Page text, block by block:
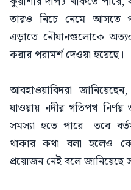
তারও নিচে নেমে আসতে
এড়াতে নৌযানগুলোকে
করার পরামর্শ দেওয়া হয়েছে।
​আবহাওয়াবিদরা
যাওয়ায় নদীর গতিপথ
সমস্যা হতে পারে। তবে
থাকার কথা বলা হলেও
প্রয়োজন নেই বলে জানিয়েছে